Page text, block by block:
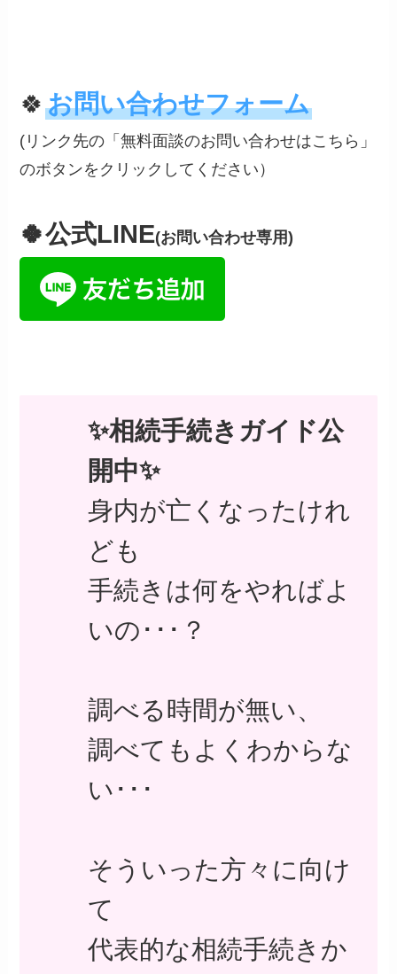
🍀お問い合わせフォーム
(リンク先の「無料面談のお問い合わせはこちら」
のボタンをクリックしてください）
🍀公式LINE(お問い合わせ専用)
✨相続手続きガイド公
開中✨
身内が亡くなったけれ
ども
手続きは何をやればよ
いの･･･？
調べる時間が無い、
調べてもよくわからな
い･･･
そういった方々に向け
て
代表的な相続手続きか